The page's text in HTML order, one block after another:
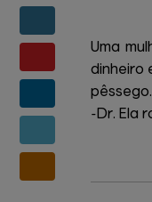
Uma
dinheiro
-Dr. Ela